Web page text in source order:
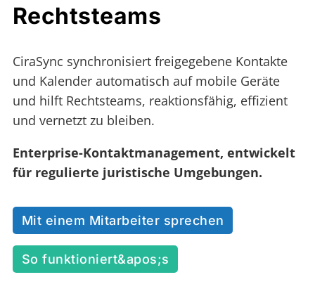
Rechtsteams
CiraSync synchronisiert freigegebene Kontakte
und Kalender automatisch auf mobile Geräte
und hilft Rechtsteams, reaktionsfähig, effizient
und vernetzt zu bleiben.
Enterprise-Kontaktmanagement, entwickelt
für regulierte juristische Umgebungen.
Mit einem Mitarbeiter sprechen
So funktioniert&apos;s